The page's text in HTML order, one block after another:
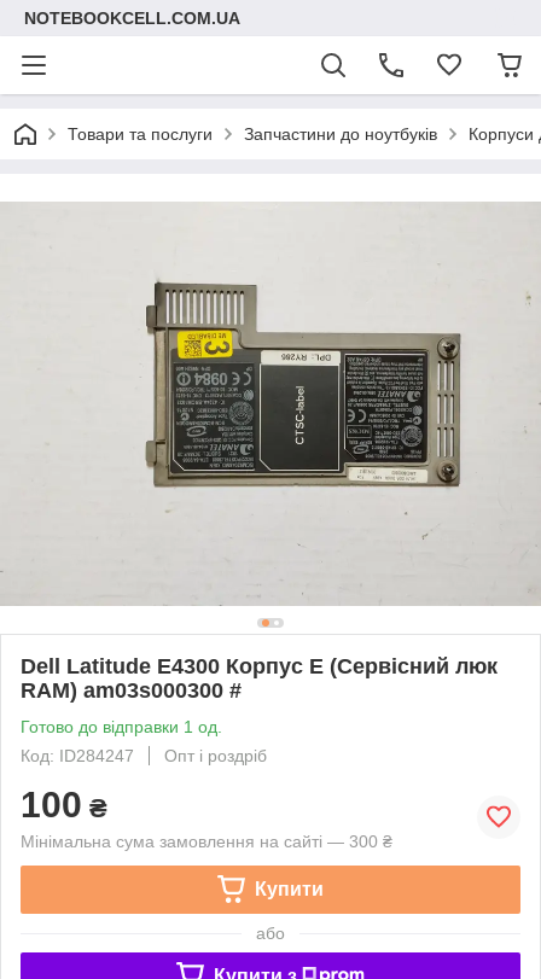
NOTEBOOKCELL.COM.UA
Товари та послуги Запчастини до ноутбуків Корпуси
Dell Latitude E4300 Корпус E (Сервісний люк
RAM) am03s000300 #
Готово до відправки 1 од.
Код: ID284247
Опт і роздріб
100 ₴
Мінімальна сума замовлення на сайті — 300 ₴
Купити
або